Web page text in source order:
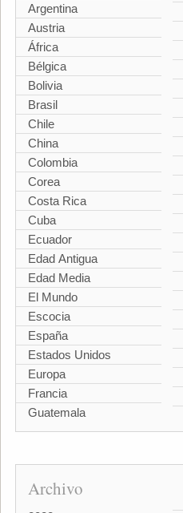
Argentina
Austria
África
Bélgica
Bolivia
Brasil
Chile
China
Colombia
Corea
Costa Rica
Cuba
Ecuador
Edad Antigua
Edad Media
El Mundo
Escocia
España
Estados Unidos
Europa
Francia
Guatemala
Archivo